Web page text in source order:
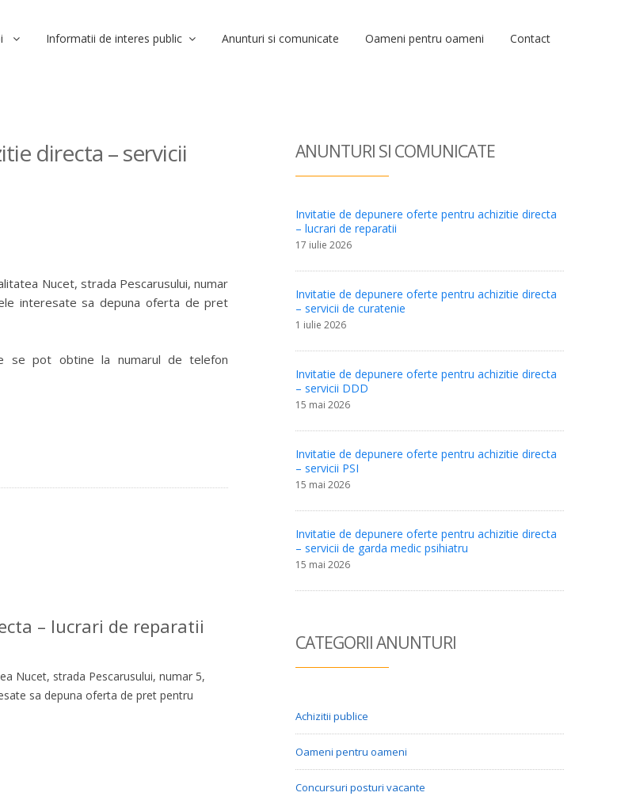
Contact
Oameni pentru oameni
Anunturi si comunicate
Informatii de interes public
directa – servicii
Nucet, strada Pescarusului, numar
interesate sa depuna oferta de pret
se pot obtine la numarul de telefon
– lucrari de reparatii
Nucet, strada Pescarusului, numar 5,
sa depuna oferta de pret pentru
ANUNTURI SI COMUNICATE
Invitatie de depunere oferte pentru achizitie directa
– lucrari de reparatii
17 iulie 2026
Invitatie de depunere oferte pentru achizitie directa
– servicii de curatenie
1 iulie 2026
Invitatie de depunere oferte pentru achizitie directa
– servicii DDD
15 mai 2026
Invitatie de depunere oferte pentru achizitie directa
– servicii PSI
15 mai 2026
Invitatie de depunere oferte pentru achizitie directa
– servicii de garda medic psihiatru
15 mai 2026
CATEGORII ANUNTURI
Achizitii publice
Oameni pentru oameni
Concursuri posturi vacante